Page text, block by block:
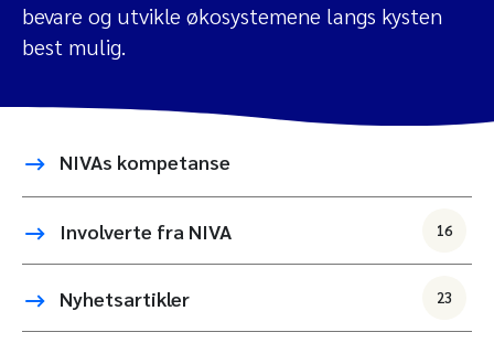
bevare og utvikle økosystemene langs kysten
best mulig.
NIVAs kompetanse
Involverte fra NIVA 16
Nyhetsartikler 23